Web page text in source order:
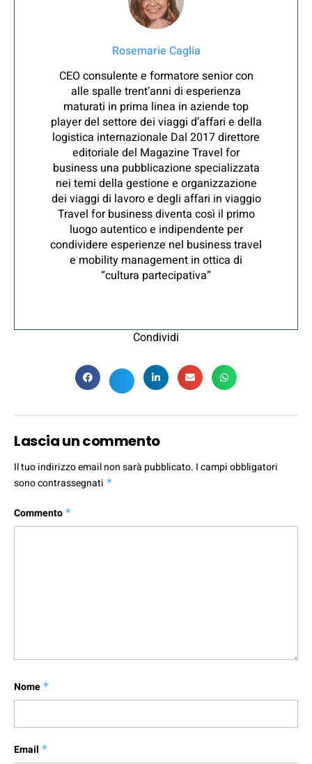
Rosemarie Caglia
CEO consulente e formatore senior con
alle spalle trent’anni di esperienza
maturati in prima linea in aziende top
player del settore dei viaggi d’affari e della
logistica internazionale Dal 2017 direttore
editoriale del Magazine Travel for
business una pubblicazione specializzata
nei temi della gestione e organizzazione
dei viaggi di lavoro e degli affari in viaggio
Travel for business diventa così il primo
luogo autentico e indipendente per
condividere esperienze nel business travel
e mobility management in ottica di
“cultura partecipativa”
Condividi
Lascia un commento
Il tuo indirizzo email non sarà pubblicato. I campi obbligatori
sono contrassegnati *
Commento *
Nome *
Email *